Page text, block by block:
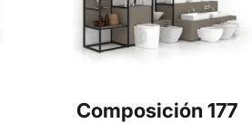
Composición 177